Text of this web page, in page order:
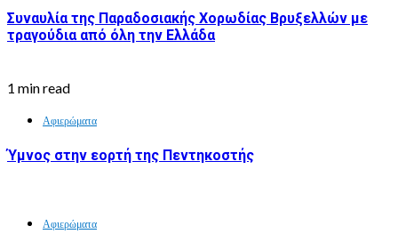
Συναυλία της Παραδοσιακής Χορωδίας Βρυξελλών με
τραγούδια από όλη την Ελλάδα
1 min read
Αφιερώματα
Ύμνος στην εορτή της Πεντηκοστής
Αφιερώματα